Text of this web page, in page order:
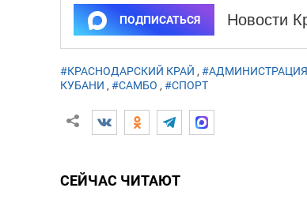
ПОДПИСАТЬСЯ Новости
#КРАСНОДАРСКИЙ КРАЙ ,
КУБАНИ , #САМБО , #СПОРТ
СЕЙЧАС ЧИТАЮТ